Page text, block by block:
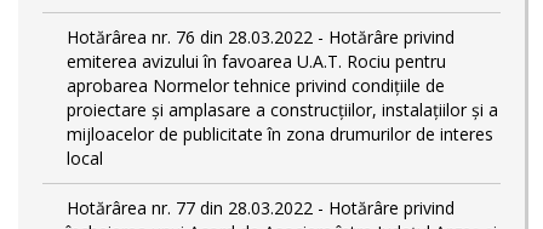
Hotărârea nr. 76 din 28.03.2022 - Hotărâre privind
emiterea avizului în favoarea U.A.T. Rociu pentru
aprobarea Normelor tehnice privind condiţiile de
proiectare şi amplasare a construcţiilor, instalaţiilor şi a
mijloacelor de publicitate în zona drumurilor de interes
local
Hotărârea nr. 77 din 28.03.2022 - Hotărâre privind